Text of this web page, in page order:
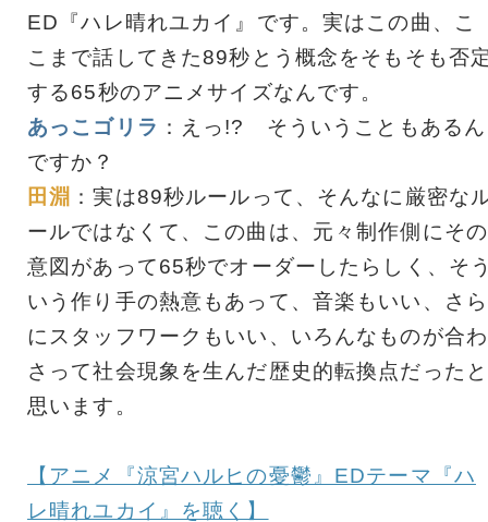
ED『ハレ晴れユカイ』です。実はこの曲、こ
こまで話してきた89秒とう概念をそもそも否
する65秒のアニメサイズなんです。
あっこゴリラ ：えっ!? そういうこともあるん
ですか？
田淵 ：実は89秒ルールって、そんなに厳密な
ールではなくて、この曲は、元々制作側にその
意図があって65秒でオーダーしたらしく、そ
いう作り手の熱意もあって、音楽もいい、さら
にスタッフワークもいい、いろんなものが合わ
さって社会現象を生んだ歴史的転換点だったと
思います。
【アニメ『涼宮ハルヒの憂鬱』EDテーマ『ハ
レ晴れユカイ』を聴く】